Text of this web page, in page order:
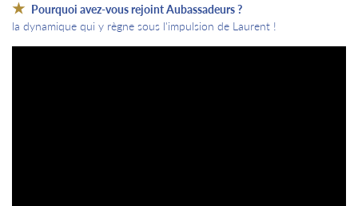
Pourquoi avez-vous rejoint Aubassadeurs ?
la dynamique qui y règne sous l'impulsion de Laurent !